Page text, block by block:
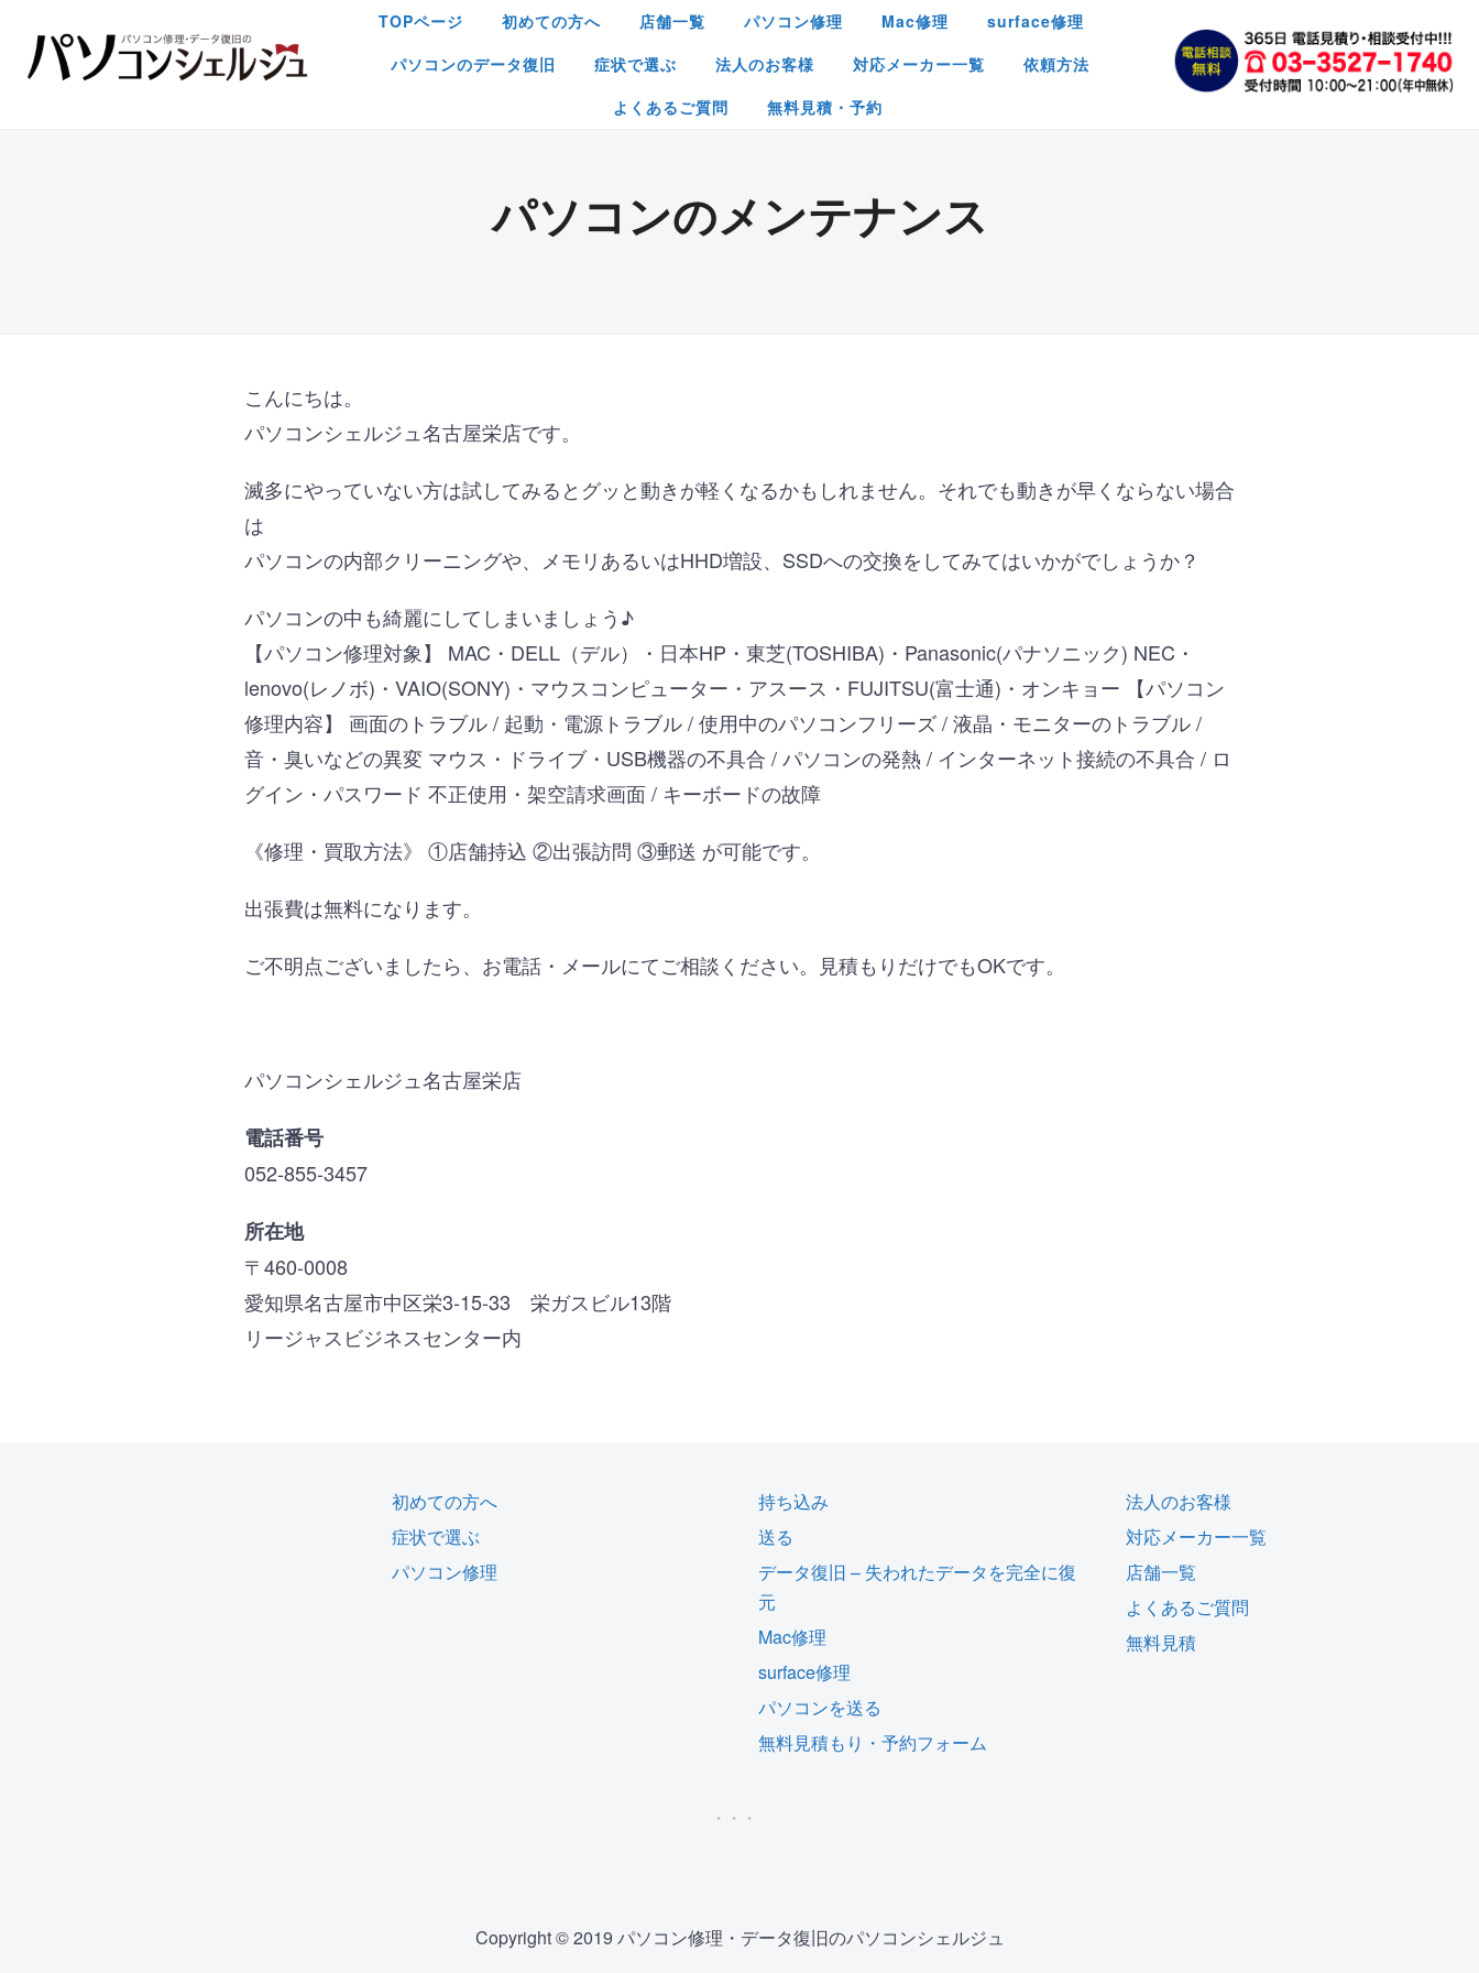
TOPページ 初めての方へ 店舗一覧 パソコン修理 Mac修理
surface修理
パソコンのデータ復旧
症状で選ぶ 法人のお客様 対応メーカー一覧
依頼方法
よくあるご質問
無料見積・予約
パソコンのメンテナンス
こんにちは。
パソコンシェルジュ名古屋栄店です。
滅多にやっていない方は試してみるとグッと動きが軽くなるかもしれません。それでも動きが早くならない場合
は
パソコンの内部クリーニングや、メモリあるいはHHD増設、SSDへの交換をしてみてはいかがでしょうか？
パソコンの中も綺麗にしてしまいましょう♪
【パソコン修理対象】 MAC・DELL（デル）・日本HP・東芝(TOSHIBA)・Panasonic(パナソニック) NEC・
lenovo(レノボ)・VAIO(SONY)・マウスコンピューター・アスース・FUJITSU(富士通)・オンキョー 【パソコン
修理内容】 画面のトラブル / 起動・電源トラブル / 使用中のパソコンフリーズ / 液晶・モニターのトラブル /
音・臭いなどの異変 マウス・ドライブ・USB機器の不具合 / パソコンの発熱 / インターネット接続の不具合 / ロ
グイン・パスワード 不正使用・架空請求画面 / キーボードの故障
《修理・買取方法》 ①店舗持込 ②出張訪問 ③郵送 が可能です。
出張費は無料になります。
ご不明点ございましたら、お電話・メールにてご相談ください。見積もりだけでもOKです。
パソコンシェルジュ名古屋栄店
電話番号
052-855-3457
所在地
〒460-0008
愛知県名古屋市中区栄3-15-33 栄ガスビル13階
リージャスビジネスセンター内
初めての方へ
症状で選ぶ
パソコン修理
持ち込み
送る
データ復旧 – 失われたデータを完全に復
元
Mac修理
surface修理
パソコンを送る
無料見積もり・予約フォーム
法人のお客様
対応メーカー一覧
店舗一覧
よくあるご質問
無料見積
Copyright © 2019 パソコン修理・データ復旧のパソコンシェルジュ